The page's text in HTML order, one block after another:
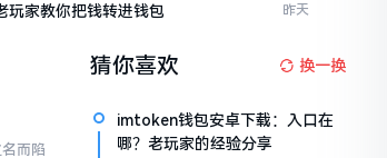
家教你把钱转进钱包 昨天
而陷
猜你喜欢 换一换
imtoken钱包安卓下载：入口在
哪？老玩家的经验分享